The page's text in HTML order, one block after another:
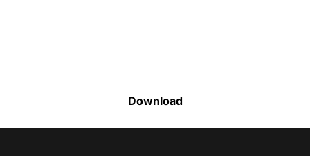
Download